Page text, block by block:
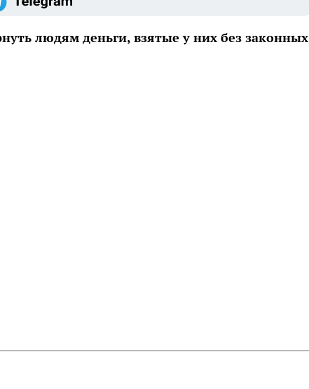
людям деньги, взятые у них без законных